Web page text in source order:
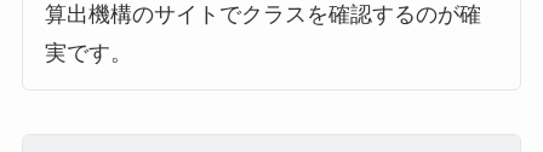
算出機構のサイトでクラスを確認するのが確
実です。